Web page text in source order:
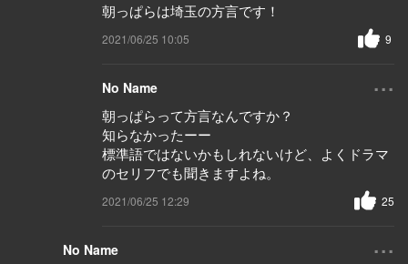
朝っぱらは埼玉の方言です！
2021/06/25 10:05 9
No Name ...
朝っぱらって方言なんですか？
知らなかったーー
標準語ではないかもしれないけど、よくドラマ
のセリフでも聞きますよね。
2021/06/25 12:29 25
No Name ...